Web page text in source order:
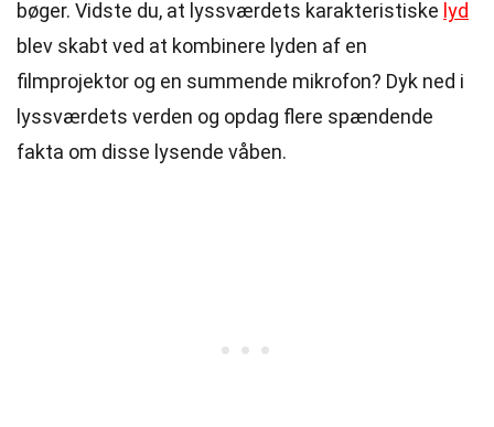
bøger. Vidste du, at lyssværdets karakteristiske lyd
blev skabt ved at kombinere lyden af en
filmprojektor og en summende mikrofon? Dyk ned i
lyssværdets verden og opdag flere spændende
fakta om disse lysende våben.